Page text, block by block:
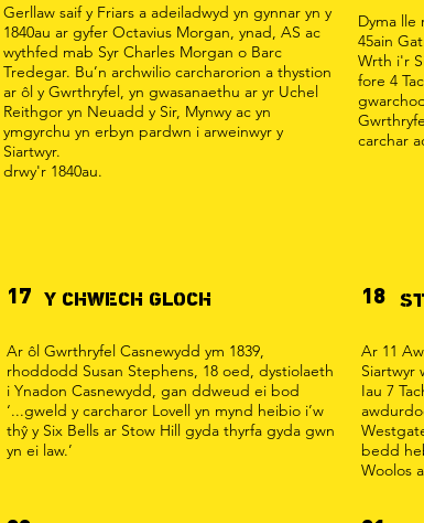
Gerllaw saif y Friars a adeiladwyd yn gynnar yn y
1840au ar gyfer Octavius Morgan, ynad, AS ac
wythfed mab Syr Charles Morgan o Barc
Tredegar. Bu’n archwilio carcharorion a thystion
ar ôl y Gwrthryfel, yn gwasanaethu ar yr Uchel
Reithgor yn Neuadd y Sir, Mynwy ac yn
ymgyrchu yn erbyn pardwn i arweinwyr y
Siartwyr.
drwy'r 1840au.
Dyma lle
45ain
Wrth i'r
fore 4
carchar
17 Y CHWECH GLOCH 18
Ar ôl Gwrthryfel Casnewydd ym 1839,
rhoddodd Susan Stephens, 18 oed, dystiolaeth
i Ynadon Casnewydd, gan ddweud ei bod
‘...gweld y carcharor Lovell yn mynd heibio i’w
thŷ y Six Bells ar Stow Hill gyda thyrfa gyda gwn
yn ei law.’
Ar 11
Siartwyr
Iau 7
bedd
Woolos